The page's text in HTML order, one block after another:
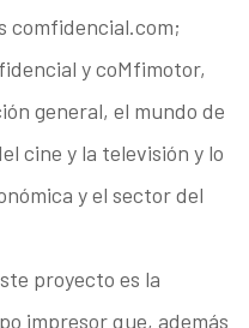
comfidencial.com;
y coMfimotor,
general, el mundo de
cine y la televisión y lo
y el sector del
proyecto es la
impresor que, además